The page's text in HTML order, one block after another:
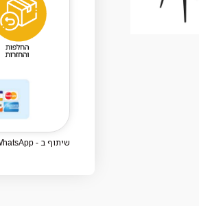
שיתוף ב - WhatsApp